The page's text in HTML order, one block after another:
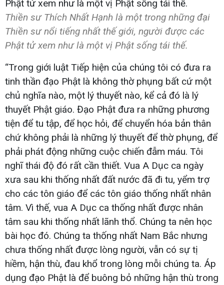
Thiền sư Thích Nhất Hạnh là một trong những đại
Thiền sư nổi tiếng nhất thế giới, người được các
Phật tử xem như là một vị Phật sống tái thế.
“Trong giới luật Tiếp hiện của chúng tôi có đưa ra
tinh thần đạo Phật là không thờ phụng bất cứ một
chủ nghĩa nào, một lý thuyết nào, kể cả đó là lý
thuyết Phật giáo. Đạo Phật đưa ra những phương
tiện để tu tập, để học hỏi, để chuyển hóa bản thân
chứ không phải là những lý thuyết để thờ phụng, để
phải phát động những cuộc chiến đẫm máu. Tôi
nghĩ thái độ đó rất cần thiết. Vua A Dục ca ngày
xưa sau khi thống nhất đất nước đã đi tu, yểm trợ
cho các tôn giáo để các tôn giáo thống nhất nhân
tâm. Vì thế, vua A Dục ca thống nhất được nhân
tâm sau khi thống nhất lãnh thổ. Chúng ta nên học
bài học đó. Chúng ta thống nhất Nam Bắc nhưng
chưa thống nhất được lòng người, vẫn có sự tị
hiềm, hận thù, đau khổ trong lòng mỗi chúng ta. Áp
dụng đạo Phật là để buông bỏ những hận thù trong